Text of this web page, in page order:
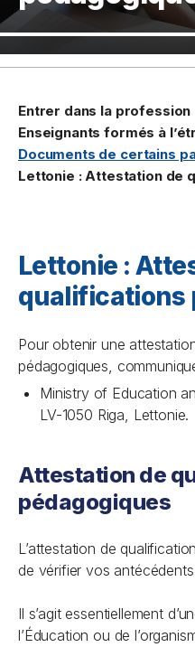
Entrer dans la profession
Enseignants formés à
Documents de certains
Lettonie : Attestation de
Lettonie :
qualifications
Pour obtenir une
pédagogiques,
Ministry of Education
LV-1050 Riga, Lettonie.
Attestation de
pédagogiques
L’attestation de
de vérifier vos
Il s’agit essentiellement
l’Éducation ou de